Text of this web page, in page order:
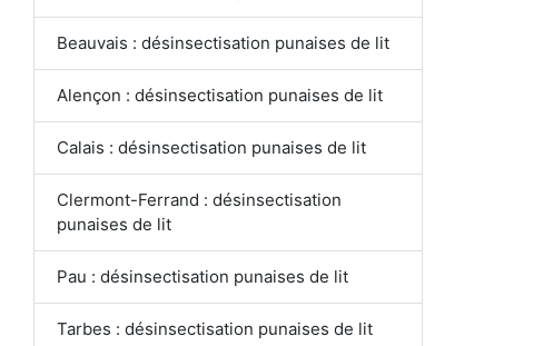
Beauvais : désinsectisation punaises de lit
Alençon : désinsectisation punaises de lit
Calais : désinsectisation punaises de lit
Clermont-Ferrand : désinsectisation
punaises de lit
Pau : désinsectisation punaises de lit
Tarbes : désinsectisation punaises de lit